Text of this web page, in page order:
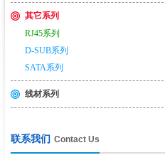
其它系列
RJ45系列
D-SUB系列
SATA系列
线材系列
联系我们 Contact Us